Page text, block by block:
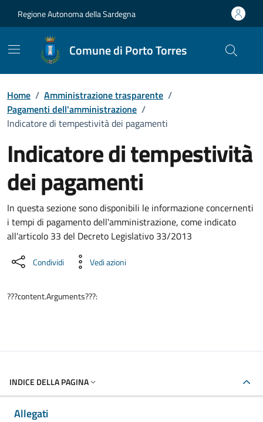
Regione Autonoma della Sardegna
Comune di Porto Torres
Home / Amministrazione trasparente /
Pagamenti dell'amministrazione /
Indicatore di tempestività dei pagamenti
Indicatore di tempestività
dei pagamenti
Dettaglio Amministrazione Trasparente
In questa sezione sono disponibili le informazione concernenti
i tempi di pagamento dell'amministrazione, come indicato
all'articolo 33 del Decreto Legislativo 33/2013
Condividi Vedi azioni
???content.Arguments???:
INDICE DELLA PAGINA
Allegati